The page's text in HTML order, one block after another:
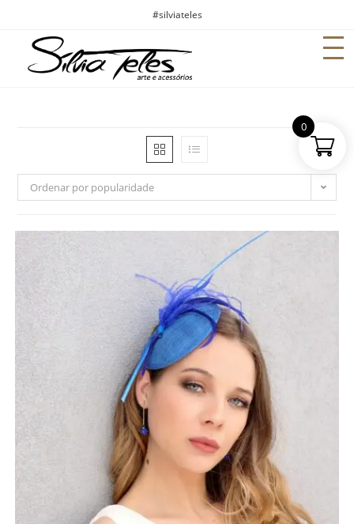
#silviateles
Ordenar por popularidade
0